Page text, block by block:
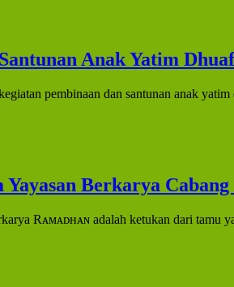
Anak Yatim
pembinaan dan santunan anak yatim
Berkarya
Rᴀᴍᴀᴅʜᴀɴ adalah ketukan dari tamu